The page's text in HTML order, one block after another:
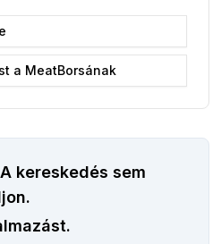
a MeatBorsának
A kereskedés sem